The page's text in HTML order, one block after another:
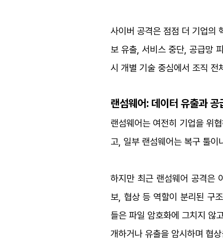
사이버 공격은 점점 더 기업의
보 유출, 서비스 중단, 공급망
시 개별 기술 중심에서 조직 전
랜섬웨어: 데이터 유출과 공
랜섬웨어는 여전히 기업을 위
고, 일부 랜섬웨어는 복구 툴이
하지만 최근 랜섬웨어 공격은
보, 협상 등 역할이 분리된 구
들은 파일 암호화에 그치지 않
개하거나 유출을 암시하며 협